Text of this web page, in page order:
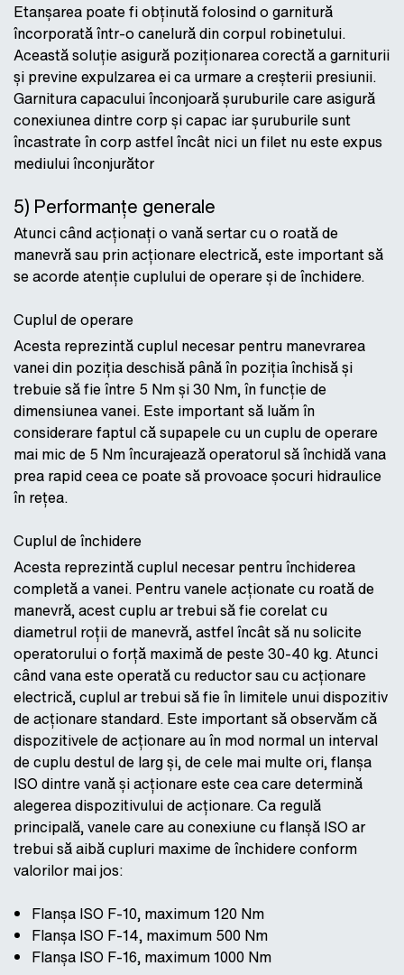
Etanșarea poate fi obținută folosind o garnitură
încorporată într-o canelură din corpul robinetului.
Această soluție asigură poziționarea corectă a garniturii
și previne expulzarea ei ca urmare a creșterii presiunii.
Garnitura capacului înconjoară șuruburile care asigură
conexiunea dintre corp și capac iar șuruburile sunt
încastrate în corp astfel încât nici un filet nu este expus
mediului înconjurător
5) Performanțe generale
Atunci când acționați o vană sertar cu o roată de
manevră sau prin acționare electrică, este important să
se acorde atenție cuplului de operare și de închidere.
Cuplul de operare
Acesta reprezintă cuplul necesar pentru manevrarea
vanei din poziția deschisă până în poziția închisă și
trebuie să fie între 5 Nm și 30 Nm, în funcție de
dimensiunea vanei. Este important să luăm în
considerare faptul că supapele cu un cuplu de operare
mai mic de 5 Nm încurajează operatorul să închidă vana
prea rapid ceea ce poate să provoace șocuri hidraulice
în rețea.
Cuplul de închidere
Acesta reprezintă cuplul necesar pentru închiderea
completă a vanei. Pentru vanele acționate cu roată de
manevră, acest cuplu ar trebui să fie corelat cu
diametrul roții de manevră, astfel încât să nu solicite
operatorului o forță maximă de peste 30-40 kg. Atunci
când vana este operată cu reductor sau cu acționare
electrică, cuplul ar trebui să fie în limitele unui dispozitiv
de acționare standard. Este important să observăm că
dispozitivele de acționare au în mod normal un interval
de cuplu destul de larg și, de cele mai multe ori, flanșa
ISO dintre vană și acționare este cea care determină
alegerea dispozitivului de acționare. Ca regulă
principală, vanele care au conexiune cu flanșă ISO ar
trebui să aibă cupluri maxime de închidere conform
valorilor mai jos:
Flanșa ISO F-10, maximum 120 Nm
Flanșa ISO F-14, maximum 500 Nm
Flanșa ISO F-16, maximum 1000 Nm